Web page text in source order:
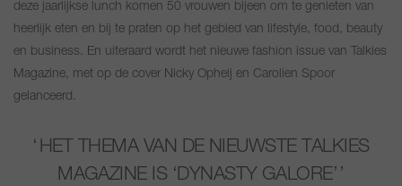
deze jaarlijkse lunch komen 50 vrouwen bijeen om te genieten van
heerlijk eten en bij te praten op het gebied van lifestyle, food, beauty
en business. En uiteraard wordt het nieuwe fashion issue van Talkies
Magazine, met op de cover Nicky Opheij en Carolien Spoor
gelanceerd.
HET THEMA VAN DE NIEUWSTE TALKIES
MAGAZINE IS ‘DYNASTY GALORE’